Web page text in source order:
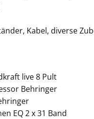
Kabel, diverse
live 8 Pult
Behringer
EQ 2 x 31 Band